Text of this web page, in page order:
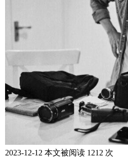
2023-12-12 本文被阅读 1212 次